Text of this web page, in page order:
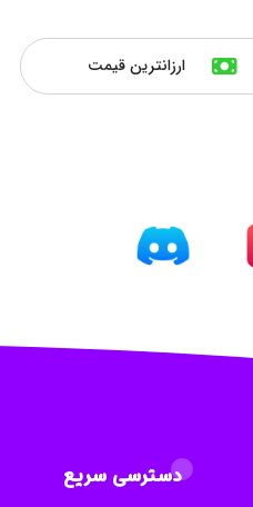
ارزانترین قیمت
دسترسی سریع